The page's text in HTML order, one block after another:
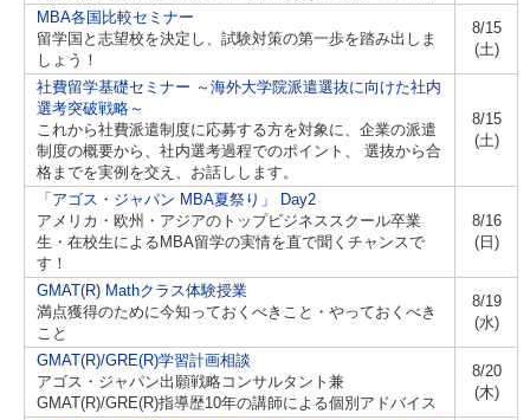
MBA各国比較セミナー
留学国と志望校を決定し、試験対策の第一歩を踏み出しま
しょう！
8/15
(土)
社費留学基礎セミナー ～海外大学院派遣選抜に向けた社内
選考突破戦略～
これから社費派遣制度に応募する方を対象に、企業の派遣
制度の概要から、社内選考過程でのポイント、 選抜から合
格までを実例を交え、お話しします。
8/15
(土)
「アゴス・ジャパン MBA夏祭り」 Day2
アメリカ・欧州・アジアのトップビジネススクール卒業
生・在校生によるMBA留学の実情を直で聞くチャンスで
す！
8/16
(日)
GMAT(R) Mathクラス体験授業
満点獲得のために今知っておくべきこと・やっておくべき
こと
8/19
(水)
GMAT(R)/GRE(R)学習計画相談
アゴス・ジャパン出願戦略コンサルタント兼
GMAT(R)/GRE(R)指導歴10年の講師による個別アドバイス
8/20
(木)